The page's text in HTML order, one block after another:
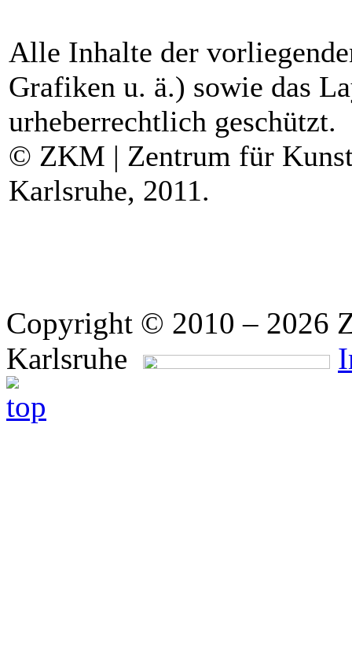
Alle Inhalte der
Grafiken u. ä.) sowie das
urheberrechtlich geschützt.
© ZKM | Zentrum für
Karlsruhe, 2011.
Copyright © 2010 – 2026
Karlsruhe